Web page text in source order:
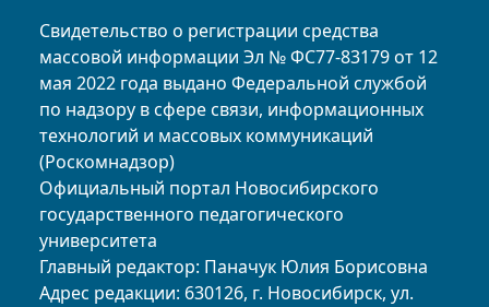
Свидетельство о регистрации средства
массовой информации Эл № ФС77-83179 от 12
мая 2022 года выдано Федеральной службой
по надзору в сфере связи, информационных
технологий и массовых коммуникаций
(Роскомнадзор)
Официальный портал Новосибирского
государственного педагогического
университета
Главный редактор: Паначук Юлия Борисовна
Адрес редакции: 630126, г. Новосибирск, ул.